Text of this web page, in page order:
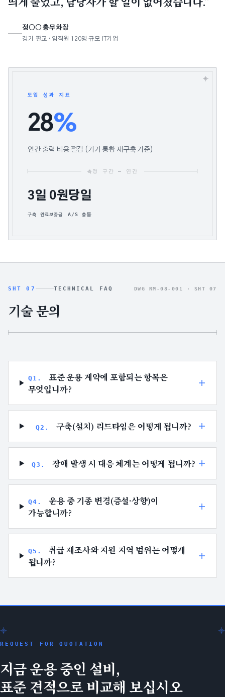
정○○ 총무차장
경기 판교 · 임직원 120명 규모 IT기업
도입 성과 지표
28%
연간 출력 비용 절감 (기기 통합 재구축 기준)
측정 구간 — 연간
3일
구축 완료
0원
보증금
당일
A/S 출동
SHT 07 TECHNICAL FAQ DWG RM-08-001 · SHT 07
기술 문의
Q1 .
표준 운용 계약에 포함되는 항목은
무엇입니까?
Q2 . 구축(설치) 리드타임은 어떻게 됩니까?
Q3 . 장애 발생 시 대응 체계는 어떻게 됩니까?
Q4 .
운용 중 기종 변경(증설·상향)이
가능합니까?
Q5 .
취급 제조사와 지원 지역 범위는 어떻게
됩니까?
REQUEST FOR QUOTATION
지금 운용 중인 설비,
표준 견적으로 비교해 보십시오